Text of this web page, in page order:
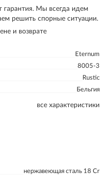
Eternum
8005-3
Rustic
Бельгия
все характеристики
гарантия. Мы всегда идем
решить спорные ситуации.
и возврате
нержавеющая сталь 18 Cr